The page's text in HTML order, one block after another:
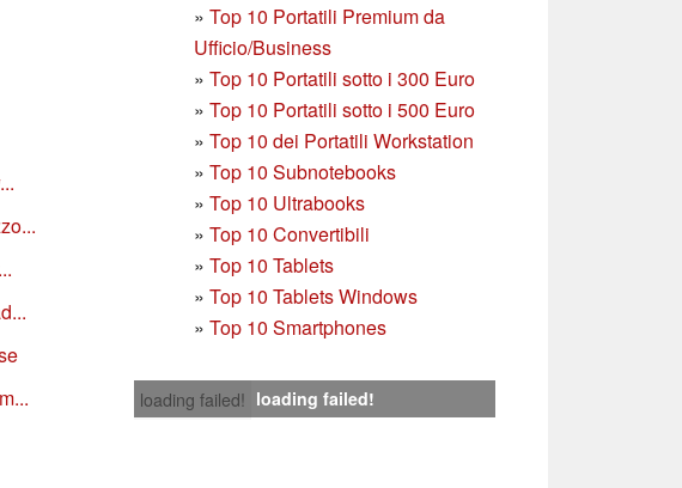
» Top 10 Portatili Premium da
Ufficio/Business
» Top 10 Portatili sotto i 300 Euro
» Top 10 Portatili sotto i 500 Euro
» Top 10 dei Portatili Workstation
» Top 10 Subnotebooks
» Top 10 Ultrabooks
» Top 10 Convertibili
» Top 10 Tablets
» Top 10 Tablets Windows
» Top 10 Smartphones
loading failed! loading failed!